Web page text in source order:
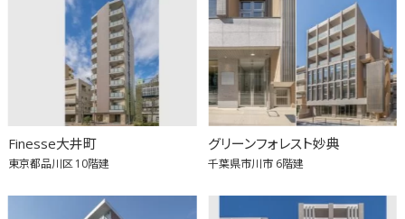
Finesse大井町
東京都品川区10階建
グリーンフォレスト妙典
千葉県市川市 6階建